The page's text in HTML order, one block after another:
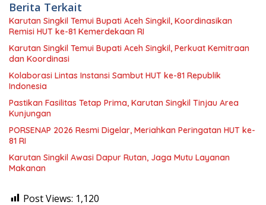
Berita Terkait
Karutan Singkil Temui Bupati Aceh Singkil, Koordinasikan
Remisi HUT ke-81 Kemerdekaan RI
Karutan Singkil Temui Bupati Aceh Singkil, Perkuat Kemitraan
dan Koordinasi
Kolaborasi Lintas Instansi Sambut HUT ke-81 Republik
Indonesia
Pastikan Fasilitas Tetap Prima, Karutan Singkil Tinjau Area
Kunjungan
PORSENAP 2026 Resmi Digelar, Meriahkan Peringatan HUT ke-
81 RI
Karutan Singkil Awasi Dapur Rutan, Jaga Mutu Layanan
Makanan
Post Views: 1,120